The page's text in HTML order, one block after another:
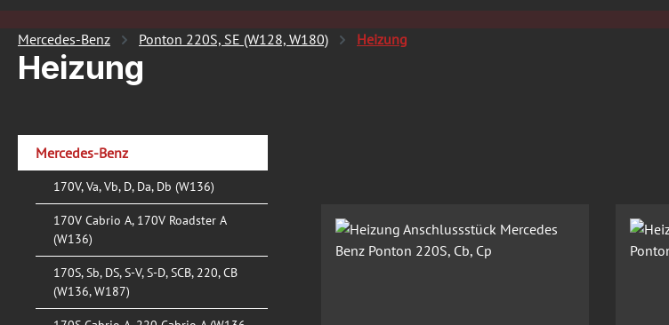
Mercedes-Benz Ponton 220S, SE (W128, W180) Heizung
Heizung
Mercedes-Benz
170V, Va, Vb, D, Da, Db (W136)
170V Cabrio A, 170V Roadster A
(W136)
170S, Sb, DS, S-V, S-D, SCB, 220, CB
(W136, W187)